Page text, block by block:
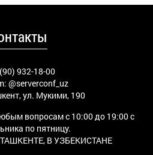
932-18-00
@serverconf_uz
ул. Мукими, 190
вопросам с 10:00 до 19:00 с
по пятницу.
В УЗБЕКИСТАНЕ